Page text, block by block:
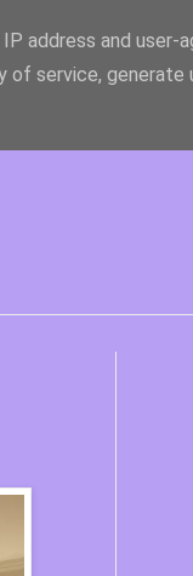
address and user-
of service, generate